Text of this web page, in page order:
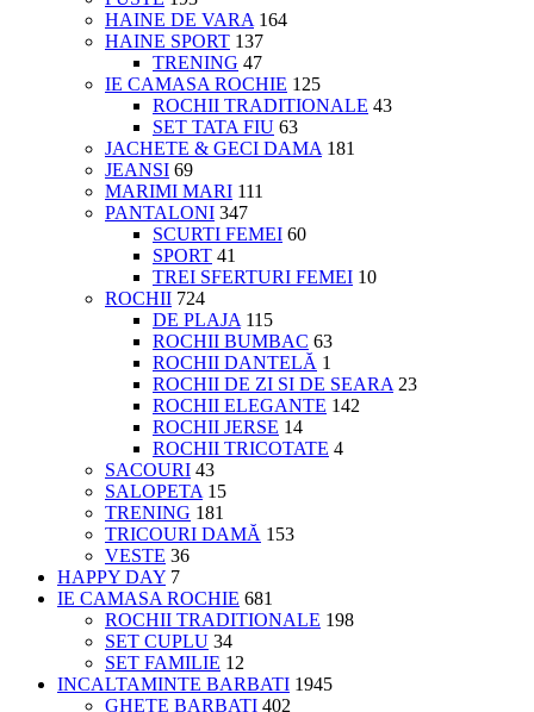
HAINE DE VARA 164
HAINE SPORT 137
TRENING 47
IE CAMASA ROCHIE 125
ROCHII TRADITIONALE 43
SET TATA FIU 63
JACHETE & GECI DAMA 181
JEANSI 69
MARIMI MARI 111
PANTALONI 347
SCURTI FEMEI 60
SPORT 41
TREI SFERTURI FEMEI 10
ROCHII 724
DE PLAJA 115
ROCHII BUMBAC 63
ROCHII DANTELĂ 1
ROCHII DE ZI SI DE SEARA 23
ROCHII ELEGANTE 142
ROCHII JERSE 14
ROCHII TRICOTATE 4
SACOURI 43
SALOPETA 15
TRENING 181
TRICOURI DAMĂ 153
VESTE 36
HAPPY DAY 7
IE CAMASA ROCHIE 681
ROCHII TRADITIONALE 198
SET CUPLU 34
SET FAMILIE 12
INCALTAMINTE BARBATI 1945
GHETE BARBATI 402